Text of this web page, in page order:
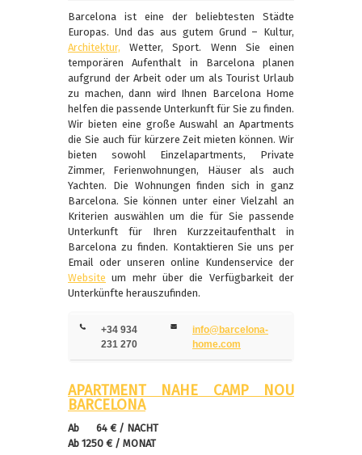
Barcelona ist eine der beliebtesten Städte
Europas. Und das aus gutem Grund – Kultur,
Architektur, Wetter, Sport. Wenn Sie einen
temporären Aufenthalt in Barcelona planen
aufgrund der Arbeit oder um als Tourist Urlaub
zu machen, dann wird Ihnen Barcelona Home
helfen die passende Unterkunft für Sie zu finden.
Wir bieten eine große Auswahl an Apartments
die Sie auch für kürzere Zeit mieten können. Wir
bieten sowohl Einzelapartments, Private
Zimmer, Ferienwohnungen, Häuser als auch
Yachten. Die Wohnungen finden sich in ganz
Barcelona. Sie können unter einer Vielzahl an
Kriterien auswählen um die für Sie passende
Unterkunft für Ihren Kurzzeitaufenthalt in
Barcelona zu finden. Kontaktieren Sie uns per
Email oder unseren online Kundenservice der
Website um mehr über die Verfügbarkeit der
Unterkünfte herauszufinden.
+34 934
231 270
info@barcelona-
home.com
APARTMENT NAHE CAMP NOU
BARCELONA
Ab 64 € / NACHT
Ab 1250 € / MONAT